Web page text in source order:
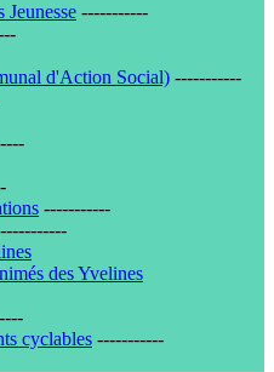
-----------
d'Action Social) -----------
-----------
-----------
des Yvelines
cyclables -----------